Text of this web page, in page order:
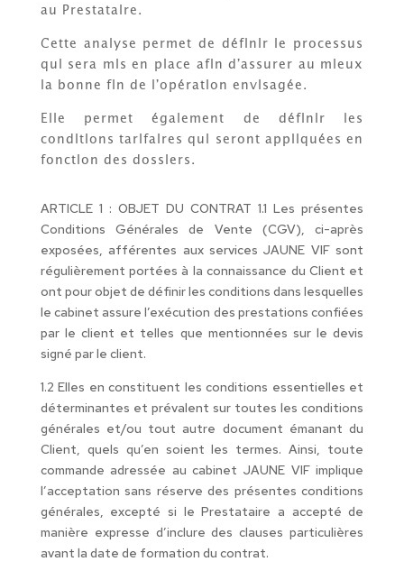
au Prestataire.
Cette analyse permet de définir le processus
qui sera mis en place afin d’assurer au mieux
la bonne fin de l’opération envisagée.
Elle permet également de définir les
conditions tarifaires qui seront appliquées en
fonction des dossiers.
ARTICLE 1 : OBJET DU CONTRAT 1.1 Les présentes
Conditions Générales de Vente (CGV), ci-après
exposées, afférentes aux services JAUNE VIF sont
régulièrement portées à la connaissance du Client et
ont pour objet de définir les conditions dans lesquelles
le cabinet assure l’exécution des prestations confiées
par le client et telles que mentionnées sur le devis
signé par le client.
1.2 Elles en constituent les conditions essentielles et
déterminantes et prévalent sur toutes les conditions
générales et/ou tout autre document émanant du
Client, quels qu’en soient les termes. Ainsi, toute
commande adressée au cabinet JAUNE VIF implique
l’acceptation sans réserve des présentes conditions
générales, excepté si le Prestataire a accepté de
manière expresse d’inclure des clauses particulières
avant la date de formation du contrat.